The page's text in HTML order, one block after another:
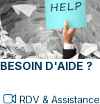
BESOIN D'AIDE ?
RDV & Assistance